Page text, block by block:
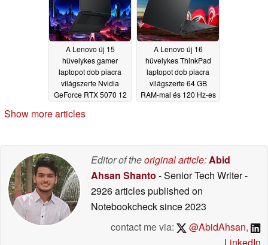
A Lenovo új 15
hüvelykes gamer
laptopot dob piacra
világszerte Nvidia
GeForce RTX 5070 12
OLED kijelzővel RTX
A Lenovo új 16
hüvelykes ThinkPad
laptopot dob piacra
világszerte 64 GB
RAM-mal és 120 Hz-es
Show more articles
Editor of theoriginal article:Abid
Ahsan Shanto - Senior Tech Writer-
2926 articles published on
Notebookchecksince 2023
contact me via:
@AbidAhsan,